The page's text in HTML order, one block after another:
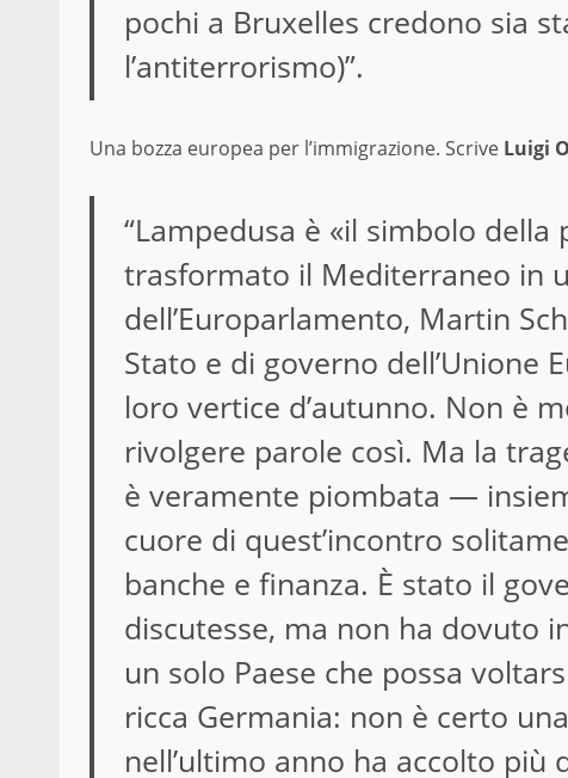
pochi a Bruxelles credono sia
l’antiterrorismo)”.
Una bozza europea per l’immigrazione. Scrive Luigi
“Lampedusa è «il simbolo
trasformato il Mediterraneo in
dell’Europarlamento, Martin
Stato e di governo dell’Unione
loro vertice d’autunno. Non è
rivolgere parole così. Ma la
è veramente piombata —
cuore di quest’incontro
banche e finanza. È stato il
discutesse, ma non ha dovuto
un solo Paese che possa
ricca Germania: non è certo
nell’ultimo anno ha accolto più